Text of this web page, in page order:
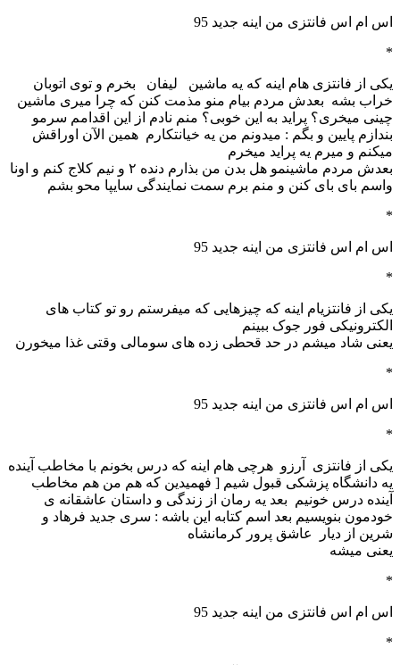
اس ام اس فانتزی من اینه جدید 95
*
یکی از فانتزی هام اینه که یه ماشین لیفان بخرم و توی اتوبان
خراب بشه بعدش مردم بیام منو مذمت کنن که چرا میری ماشین
چینی میخری؟ پراید به این خوبی؟ منم نادم از این اقدامم سرمو
بندازم پایین و بگم : میدونم من یه خیانتکارم همین الآن اوراقش
میکنم و میرم یه پراید میخرم
بعدش مردم ماشینمو هل بدن من بذارم دنده ۲ و نیم کلاج کنم و اونا
واسم بای بای کنن و منم برم سمت نمایندگی سایپا محو بشم
*
اس ام اس فانتزی من اینه جدید 95
*
یکی از فانتزیام اینه که چیزهایی که میفرستم رو تو کتاب های
الکترونیکی فور جوک ببینم
یعنی شاد میشم در حد قحطی زده های سومالی وقتی غذا میخورن
*
اس ام اس فانتزی من اینه جدید 95
*
یکی از فانتزی آرزو هرچی هام اینه که درس بخونم با مخاطب آینده
یه دانشگاه پزشکی قبول شیم [ فهمیدین که هم من هم مخاطب
آینده درس خونیم بعد یه رمان از زندگی و داستان عاشقانه ی
خودمون بنویسیم بعد اسم کتابه این باشه : سری جدید فرهاد و
شرین از دیار عاشق پرور کرمانشاه
یعنی میشه
*
اس ام اس فانتزی من اینه جدید 95
*